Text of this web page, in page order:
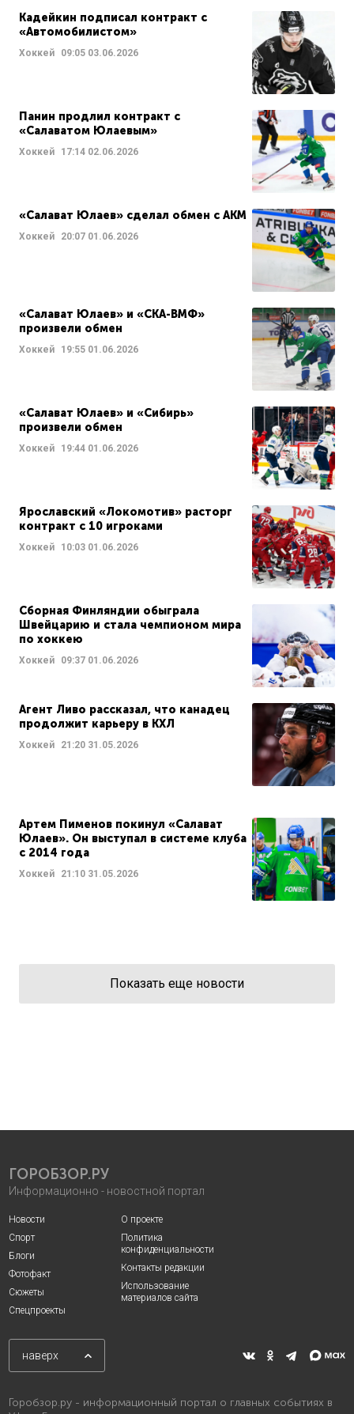
Кадейкин подписал контракт с
«Автомобилистом»
Хоккей 09:05 03.06.2026
Панин продлил контракт с
«Салаватом Юлаевым»
Хоккей 17:14 02.06.2026
«Салават Юлаев» сделал обмен с АКМ
Хоккей 20:07 01.06.2026
«Салават Юлаев» и «СКА-ВМФ»
произвели обмен
Хоккей 19:55 01.06.2026
«Салават Юлаев» и «Сибирь»
произвели обмен
Хоккей 19:44 01.06.2026
Ярославский «Локомотив» расторг
контракт с 10 игроками
Хоккей 10:03 01.06.2026
Сборная Финляндии обыграла
Швейцарию и стала чемпионом мира
по хоккею
Хоккей 09:37 01.06.2026
Агент Ливо рассказал, что канадец
продолжит карьеру в КХЛ
Хоккей 21:20 31.05.2026
Артем Пименов покинул «Салават
Юлаев». Он выступал в системе клуба
с 2014 года
Хоккей 21:10 31.05.2026
Показать еще новости
ГОРОБЗОР.РУ
Информационно - новостной портал
Новости
Спорт
Блоги
Фотофакт
Сюжеты
Спецпроекты
О проекте
Политика
конфиденциальности
Контакты редакции
Использование
материалов сайта
наверх
Горобзор.ру - информационный портал о главных событиях в